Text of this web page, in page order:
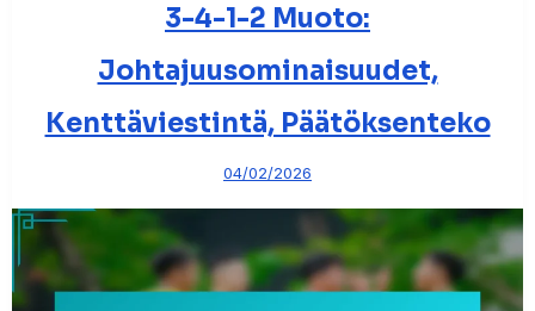
3-4-1-2 Muoto:
Johtajuusominaisuudet,
Kenttäviestintä, Päätöksenteko
04/02/2026